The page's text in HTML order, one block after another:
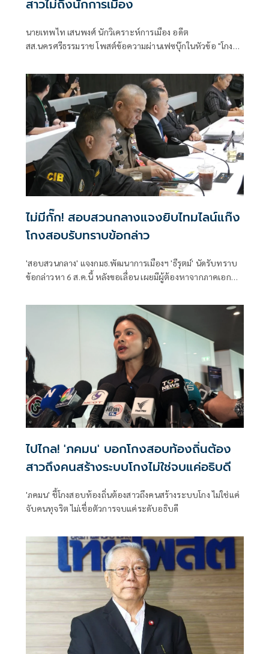
สาวไม่ถึงนักการเมือง
นายเทพไท เสนพงศ์ นักวิเคราะห์การเมือง อดีต
สส.นครศรีธรรมราช โพสต์ข้อความผ่านเฟซบุ๊กในหัวข้อ "โกง
ไม่มีกั๊ก! สอบสวนกลางแจงยิบไทมไลน์แก๊ง
โกงสอบรับทราบข้อกล่าว
'สอบสวนกลาง' แจงกมธ.พัฒนาการเมืองฯ 'ธีรุตม์' นัดรับทราบ
ข้อกล่าวหา 6 ส.ค.นี้ หลังขอเลื่อน เผยมีผู้ต้องหาจากภาคเอกชน
ไปไกล! 'ภคมน' บอกโกงสอบท้องถิ่นต้อง
สาวถึงคนสร้างระบบโกงไม่ใช่จบแค่อธิบดี
'ภคมน' ชี้โกงสอบท้องถิ่นต้องสาวถึงคนสร้างระบบโกง ไม่ใช่แค่
จับคนทุจริต ไม่เชื่อตัวการจบแค่ระดับอธิบดี